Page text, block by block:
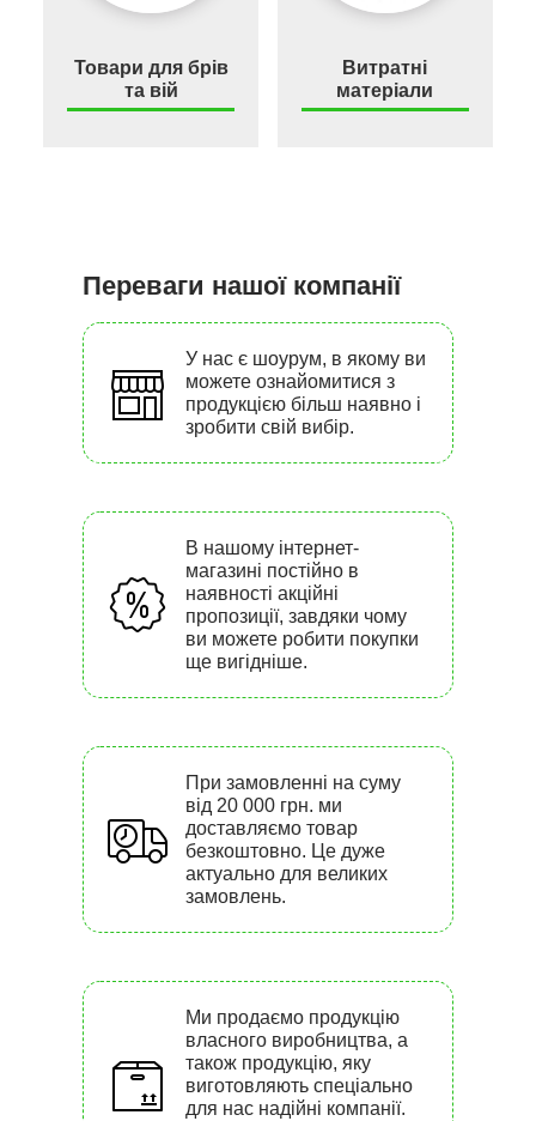
Товари для брів
та вій
Витратні
матеріали
Переваги нашої компанії
У нас є шоурум, в якому ви
можете ознайомитися з
продукцією більш наявно і
зробити свій вибір.
В нашому інтернет-
магазині постійно в
наявності акційні
пропозиції, завдяки чому
ви можете робити покупки
ще вигідніше.
При замовленні на суму
від 20 000 грн. ми
доставляємо товар
безкоштовно. Це дуже
актуально для великих
замовлень.
Ми продаємо продукцію
власного виробництва, а
також продукцію, яку
виготовляють спеціально
для нас надійні компанії.